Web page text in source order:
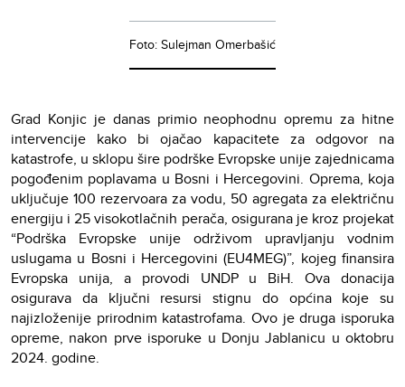
Foto: Sulejman Omerbašić
Grad Konjic je danas primio neophodnu opremu za hitne
intervencije kako bi ojačao kapacitete za odgovor na
katastrofe, u sklopu šire podrške Evropske unije zajednicama
pogođenim poplavama u Bosni i Hercegovini. Oprema, koja
uključuje 100 rezervoara za vodu, 50 agregata za električnu
energiju i 25 visokotlačnih perača, osigurana je kroz projekat
“Podrška Evropske unije održivom upravljanju vodnim
uslugama u Bosni i Hercegovini (EU4MEG)”, kojeg finansira
Evropska unija, a provodi UNDP u BiH. Ova donacija
osigurava da ključni resursi stignu do općina koje su
najizloženije prirodnim katastrofama. Ovo je druga isporuka
opreme, nakon prve isporuke u Donju Jablanicu u oktobru
2024. godine.